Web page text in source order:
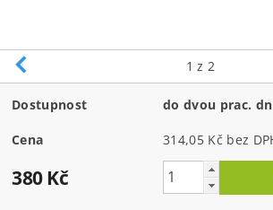
1 z 2
Dostupnost do dvou prac.
Cena 314,05 Kč bez
380 Kč